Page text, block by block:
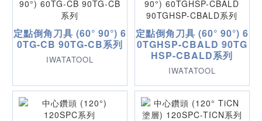
定點倒角刀具 (60° 90°) 6
0TG-CB 90TG-CB系列
IWATATOOL
定點倒角刀具 (60° 90°) 6
0TGHSP-CBALD 90TG
HSP-CBALD系列
IWATATOOL